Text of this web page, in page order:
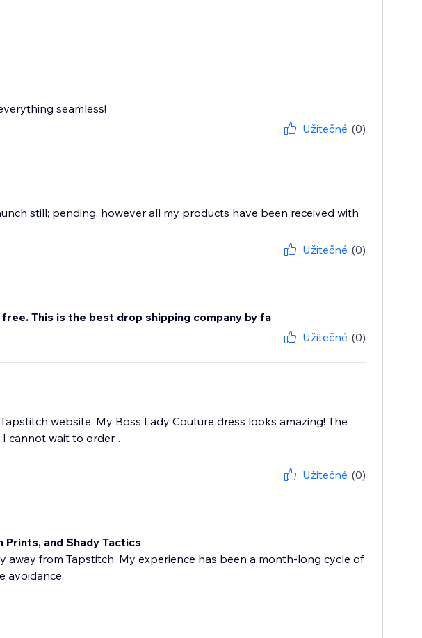
seamless!
Užitečné (0)
still; pending, however all my products have been received with
Užitečné (0)
This is the best drop shipping company by fa
Užitečné (0)
website. My Boss Lady Couture dress looks amazing! The
cannot wait to order...
Užitečné (0)
Prints, and Shady Tactics
from Tapstitch. My experience has been a month-long cycle of
avoidance.